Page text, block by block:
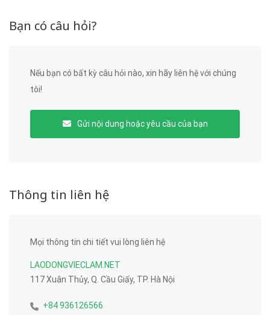
Bạn có câu hỏi?
Nếu bạn có bất kỳ câu hỏi nào, xin hãy liên hệ với chúng
tôi!
Gửi nội dung hoặc yêu cầu của bạn
Thông tin liên hệ
Mọi thông tin chi tiết vui lòng liên hệ
LAODONGVIECLAM.NET
117 Xuân Thủy, Q. Cầu Giấy, TP. Hà Nội
+84 936126566